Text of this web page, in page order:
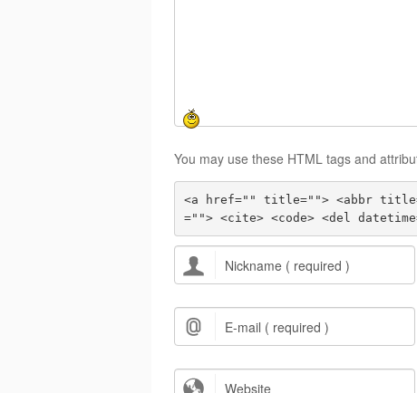
You may use these HTML tags and
<a href="" title=""> <abbr
=""> <cite> <code> <del